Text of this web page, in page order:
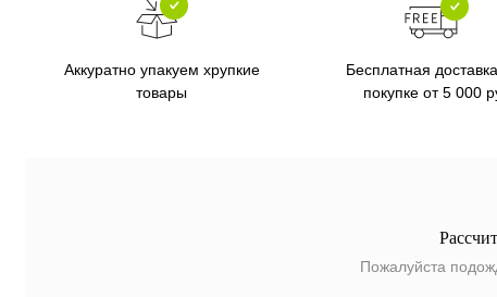
Аккуратно упакуем хрупкие
товары
Бесплатная
покупке от 5 000
Пожалуйста